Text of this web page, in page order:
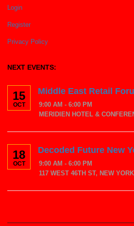
Login
Register
Privacy Policy
NEXT EVENTS:
15
OCT
Middle East Retail
9:00 AM - 6:00 PM
MERIDIEN HOTEL &
18
OCT
Decoded Future New
9:00 AM - 6:00 PM
117 WEST 46TH ST, NEW